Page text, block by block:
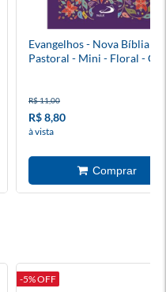
Evangelhos - Nova Bíblia
Pastoral - Mini - Floral -
R$ 11,00
R$ 8,80
à vista
-5% OFF